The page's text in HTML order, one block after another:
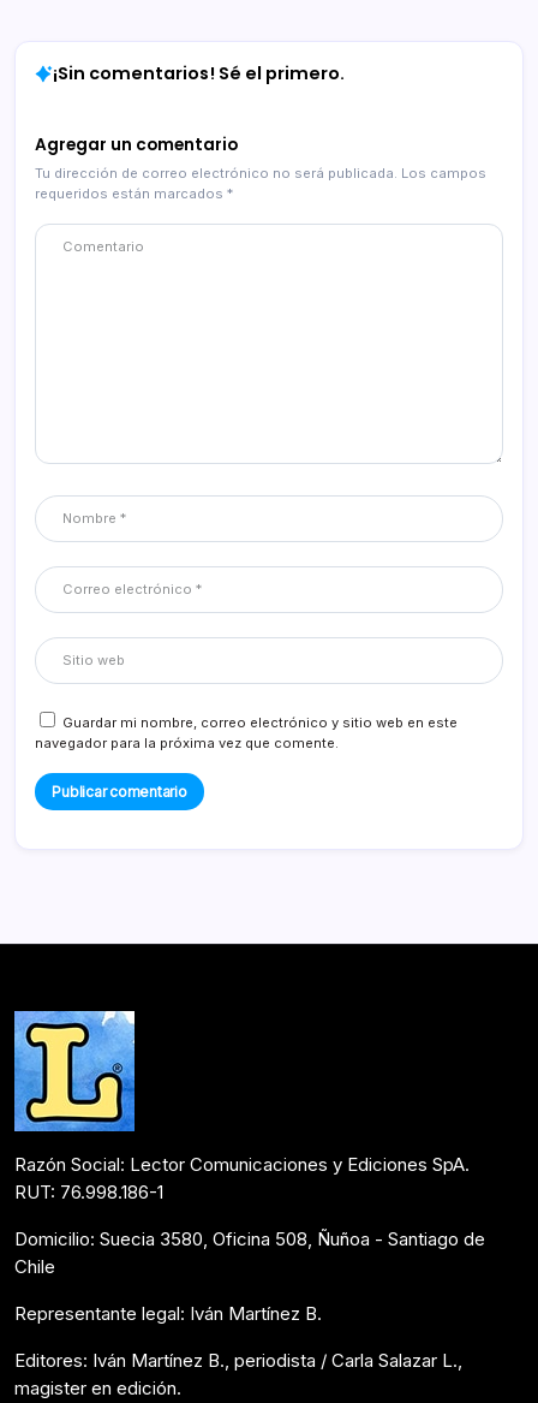
¡Sin comentarios! Sé el primero.
Agregar un comentario
Tu dirección de correo electrónico no será publicada. Los campos
requeridos están marcados *
Guardar mi nombre, correo electrónico y sitio web en este
navegador para la próxima vez que comente.
Razón Social: Lector Comunicaciones y Ediciones SpA.
RUT: 76.998.186-1
Domicilio: Suecia 3580, Oficina 508, Ñuñoa - Santiago de
Chile
Representante legal: Iván Martínez B.
Editores: Iván Martínez B., periodista / Carla Salazar L.,
magister en edición.